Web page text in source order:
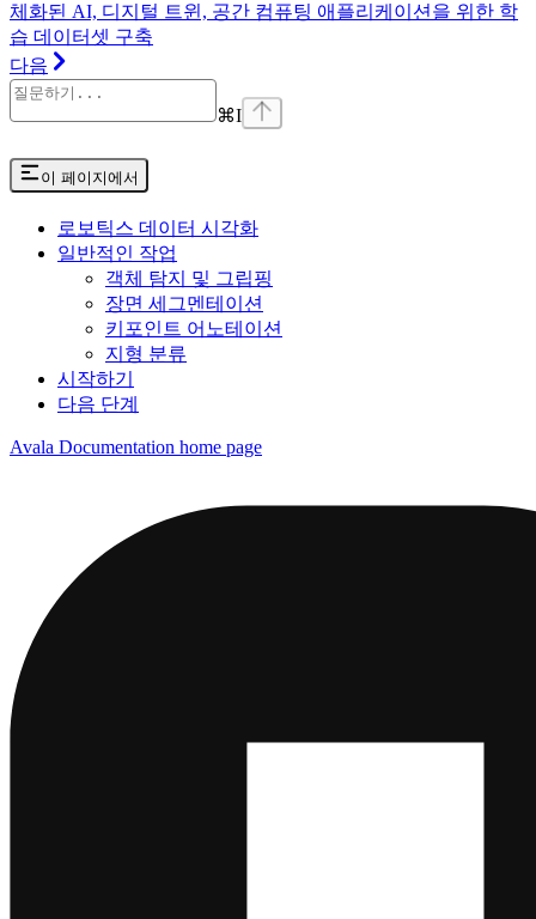
체화된 AI, 디지털 트윈, 공간 컴퓨팅 애플리케이션을 위한 학
습 데이터셋 구축
다음
⌘I
이 페이지에서
로보틱스 데이터 시각화
일반적인 작업
객체 탐지 및 그립핑
장면 세그멘테이션
키포인트 어노테이션
지형 분류
시작하기
다음 단계
Avala Documentation home page